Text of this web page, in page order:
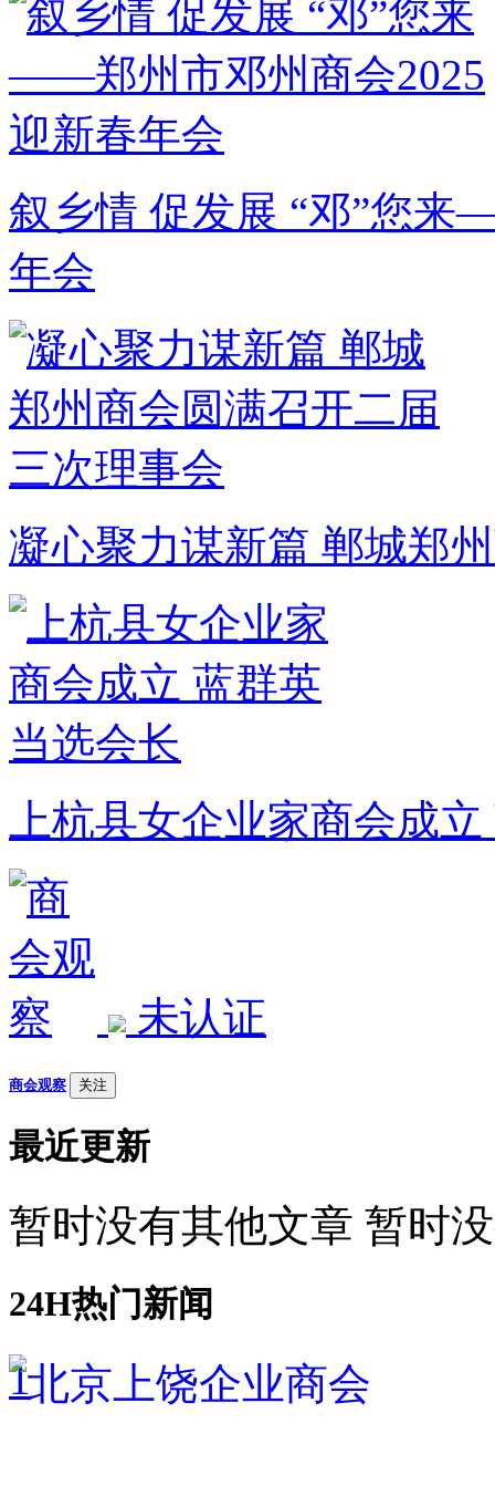
叙乡情 促发展 “邓”您
年会
凝心聚力谋新篇 郸城郑
上杭县女企业家商会成
未认证
商会观察 关注
最近更新
暂时没有其他文章 暂时
24H热门新闻
1